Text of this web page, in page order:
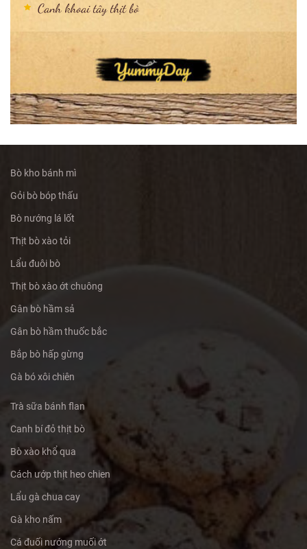
Canh khoai tây thịt bò
Bò kho bánh mì
Gỏi bò bóp thấu
Bò nướng lá lốt
Thịt bò xào tỏi
Lẩu đuôi bò
Thịt bò xào ớt chuông
Gân bò hầm sả
Gân bò hầm thuốc bắc
Bắp bò hấp gừng
Gà bó xôi chiên
Trà sữa bánh flan
Canh bí đỏ thịt bò
Bò xào khổ qua
Cách ướp thịt heo chien
Lẩu gà chua cay
Gà kho nấm
Cá đuối nướng muối ớt